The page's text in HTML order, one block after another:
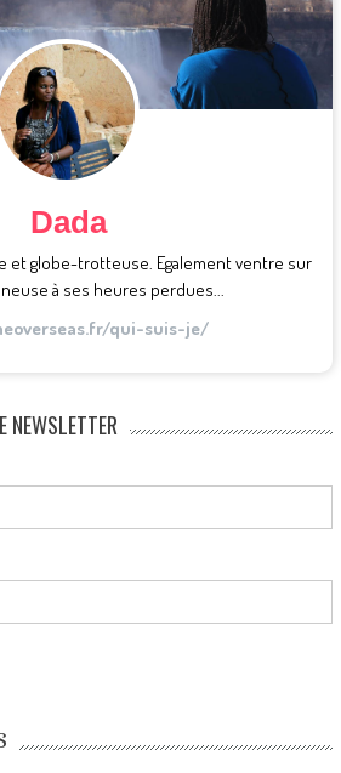
Dada
et globe-trotteuse. Egalement ventre sur
à ses heures perdues...
qui-suis-je/
NEWSLETTER